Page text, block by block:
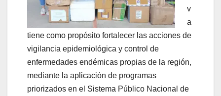
v
a
tiene como propósito fortalecer las acciones de
vigilancia epidemiológica y control de
enfermedades endémicas propias de la región,
mediante la aplicación de programas
priorizados en el Sistema Público Nacional de